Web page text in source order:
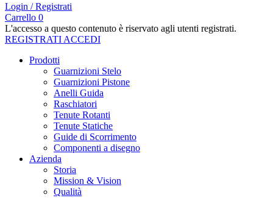
Login / Registrati
Carrello 0
L'accesso a questo contenuto è riservato agli utenti registrati.
REGISTRATI ACCEDI
Prodotti
Guarnizioni Stelo
Guarnizioni Pistone
Anelli Guida
Raschiatori
Tenute Rotanti
Tenute Statiche
Guide di Scorrimento
Componenti a disegno
Azienda
Storia
Mission & Vision
Qualità